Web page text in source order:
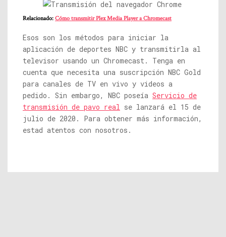
Relacionado: Cómo transmitir Plex Media Player a Chromecast
Esos son los métodos para iniciar la
aplicación de deportes NBC y transmitirla al
televisor usando un Chromecast. Tenga en
cuenta que necesita una suscripción NBC Gold
para canales de TV en vivo y videos a
pedido. Sin embargo, NBC poseía Servicio de
transmisión de pavo real se lanzará el 15 de
julio de 2020. Para obtener más información,
estad atentos con nosotros.